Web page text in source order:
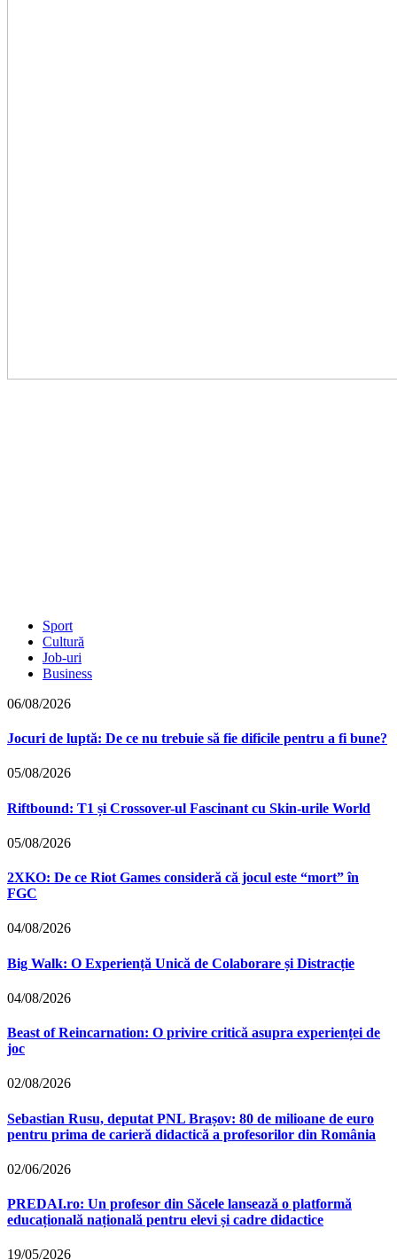
Sport
Cultură
Job-uri
Business
06/08/2026
Jocuri de luptă: De ce nu trebuie să fie dificile pentru a fi bune?
05/08/2026
Riftbound: T1 și Crossover-ul Fascinant cu Skin-urile World
05/08/2026
2XKO: De ce Riot Games consideră că jocul este “mort” în
FGC
04/08/2026
Big Walk: O Experiență Unică de Colaborare și Distracție
04/08/2026
Beast of Reincarnation: O privire critică asupra experienței de
joc
02/08/2026
Sebastian Rusu, deputat PNL Brașov: 80 de milioane de euro
pentru prima de carieră didactică a profesorilor din România
02/06/2026
PREDAI.ro: Un profesor din Săcele lansează o platformă
educațională națională pentru elevi și cadre didactice
19/05/2026